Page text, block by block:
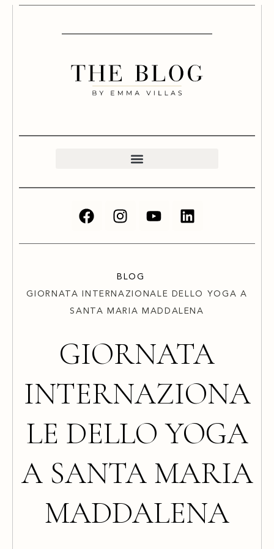
BLOG
GIORNATA INTERNAZIONALE DELLO YOGA A
SANTA MARIA MADDALENA
GIORNATA
INTERNAZIONA
LE DELLO YOGA
A SANTA MARIA
MADDALENA